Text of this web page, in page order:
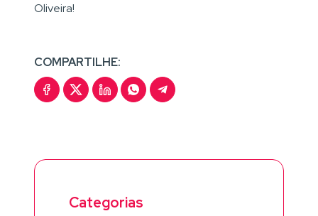
Oliveira!
COMPARTILHE:
Categorias